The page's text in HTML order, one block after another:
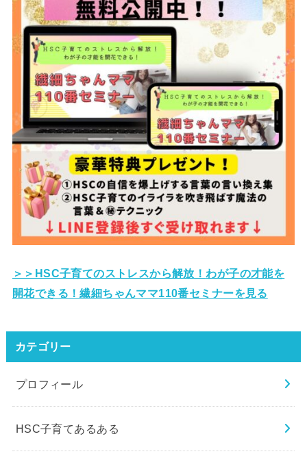
＞＞HSC子育てのストレスから解放！ わが子の才能を
開花できる！繊細ちゃんママ110番セミナーを見る
カテゴリー
プロフィール
HSC子育てあるある